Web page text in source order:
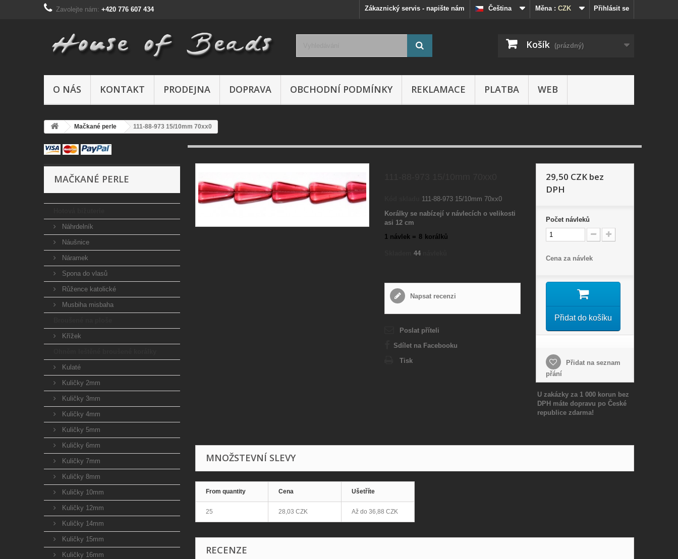
Přihlásit se
Měna : CZK
Čeština
Zákaznický servis - napište nám
Zavolejte nám: +420 776 607 434
Košík (prázdný)
O NÁS KONTAKT PRODEJNA DOPRAVA OBCHODNÍ PODMÍNKY REKLAMACE PLATBA WEB
Mačkané perle 111-88-973 15/10mm 70xx0
MAČKANÉ PERLE
Náhrdelník
Náušnice
Náramek
Spona do vlasů
Růžence katolické
Musbiha misbaha
Křížek
Kulaté
Kuličky 2mm
Kuličky 3mm
Kuličky 4mm
Kuličky 5mm
Kuličky 6mm
Kuličky 7mm
Kuličky 8mm
Kuličky 10mm
Kuličky 12mm
Kuličky 14mm
Kuličky 15mm
Kuličky 16mm
111-88-973 15/10mm 70xx0
Korálky se nabízejí v návlecích o velikosti
asi 12 cm
1 návlek = 8 korálků
44
Napsat recenzi
Poslat příteli
Sdílet na Facebooku
Tisk
29,50 CZKbez
DPH
Počet návleků
Cena za návlek
Přidat do košíku
Přidat na seznam
přání
U zakázky za 1 000 korun bez
DPH máte dopravu po České
republice zdarma!
MNOŽSTEVNÍ SLEVY
From quantity Cena Ušetříte
25 28,03 CZK Až do 36,88 CZK
RECENZE